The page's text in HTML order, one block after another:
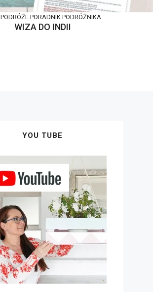
PODRÓŻE PORADNIK PODRÓŻNIKA
WIZA DO INDII
YOU TUBE